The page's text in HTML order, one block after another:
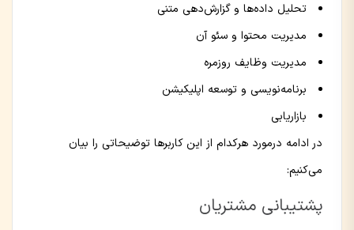
تحلیل داده‌ها و گزارش‌دهی متنی
مدیریت محتوا و سئو آن
مدیریت وظایف روزمره
برنامه‌نویسی و توسعه اپلیکیشن
بازاریابی
در ادامه درمورد هرکدام از این کاربرها توضیحاتی را بیان
می‌کنیم:
پشتیبانی مشتریان